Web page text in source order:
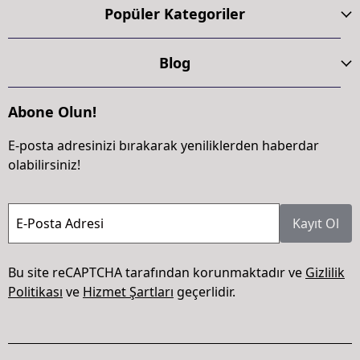
Popüler Kategoriler
Blog
Abone Olun!
E-posta adresinizi bırakarak yeniliklerden haberdar
olabilirsiniz!
E-Posta Adresi Kayıt Ol
Bu site reCAPTCHA tarafından korunmaktadır ve Gizlilik
Politikası ve Hizmet Şartları geçerlidir.